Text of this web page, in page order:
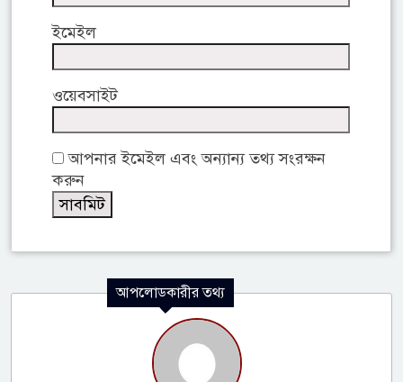
ইমেইল
ওয়েবসাইট
আপনার ইমেইল এবং অন্যান্য তথ্য সংরক্ষন
করুন
আপলোডকারীর তথ্য